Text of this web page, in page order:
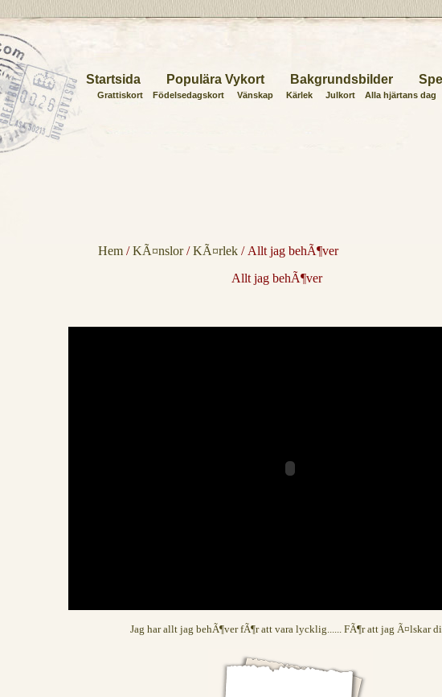
Startsida Populära Vykort Bakgrundsbilder
Grattiskort Födelsedagskort Vänskap Kärlek Julkort Alla hjärtans dag
Hem /KÃ¤nslor/KÃ¤rlek / Allt jag behÃ¶ver
Allt jag behÃ¶ver
Jag har allt jag behÃ¶ver fÃ¶r att vara lycklig...... FÃ¶r att jag Ã¤lskar